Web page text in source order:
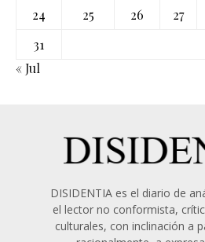
24
25 26 27
31
« Jul
DISIDENTIA es el diario de
el lector no conformista,
culturales, con inclinación a